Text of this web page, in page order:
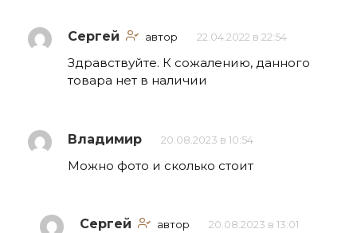
Сергей автор 22.04.2022 в 22:54
Здравствуйте. К сожалению, данного
товара нет в наличии
Владимир 20.08.2023 в 10:54
Можно фото и сколько стоит
Сергей автор 20.08.2023 в 13:01